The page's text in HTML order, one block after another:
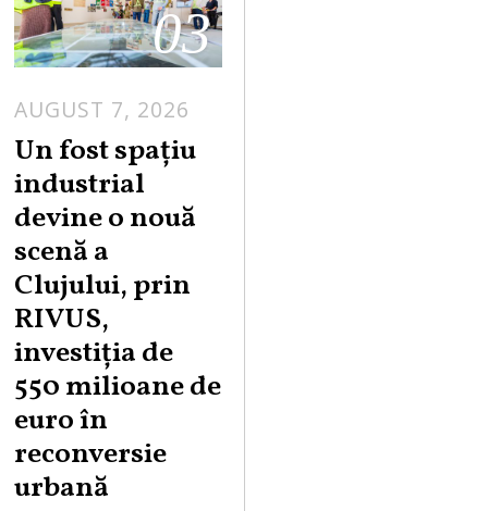
03
AUGUST 7, 2026
Un fost spațiu
industrial
devine o nouă
scenă a
Clujului, prin
RIVUS,
investiția de
550 milioane de
euro în
reconversie
urbană